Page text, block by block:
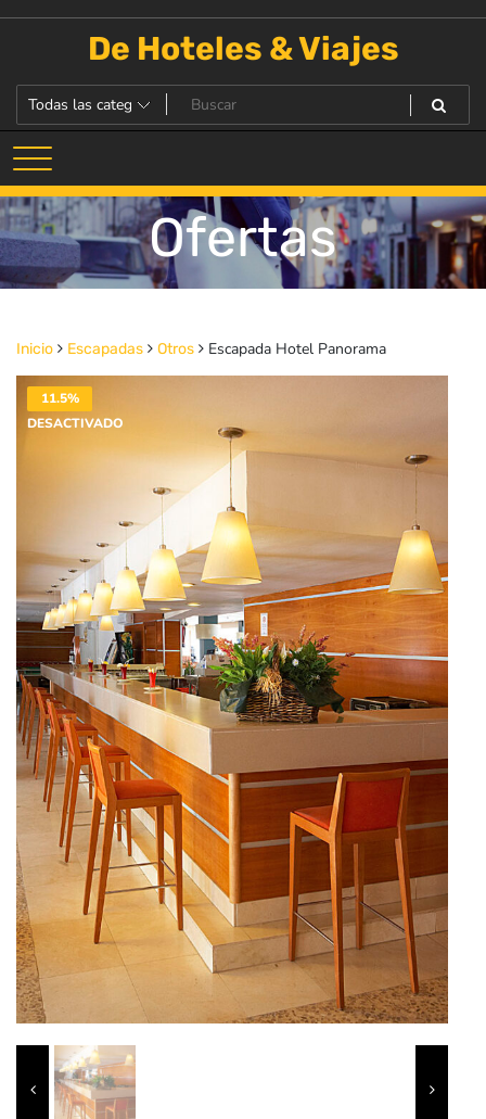
De Hoteles & Viajes
Ofertas
Inicio Escapadas Otros Escapada Hotel Panorama
11.5%
DESACTIVADO